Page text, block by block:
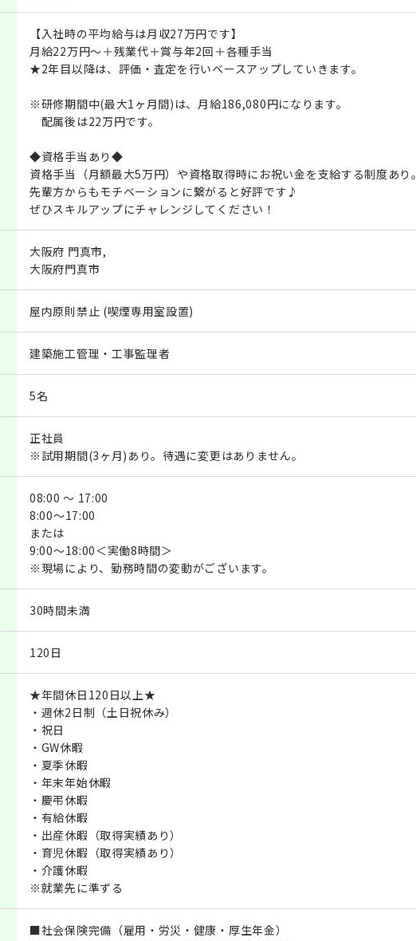
【入社時の平均給与は月収27万円です】
月給22万円～＋残業代＋賞与年2回＋各種手当
★2年目以降は、評価・査定を行いベースアップしていきます。
※研修期間中(最大1ヶ月間)は、月給186,080円になります。
配属後は22万円です。
◆資格手当あり◆
資格手当（月額最大5万円）や資格取得時にお祝い金を支給する制度あり。
先輩方からもモチベーションに繋がると好評です♪
ぜひスキルアップにチャレンジしてください！
大阪府 門真市,
大阪府門真市
屋内原則禁止 (喫煙専用室設置)
建築施工管理・工事監理者
5名
正社員
※試用期間(3ヶ月)あり。待遇に変更はありません。
08:00 ～ 17:00
8:00～17:00
または
9:00～18:00＜実働8時間＞
※現場により、勤務時間の変動がございます。
30時間未満
120日
★年間休日120日以上★
・週休2日制（土日祝休み）
・祝日
・GW休暇
・夏季休暇
・年末年始休暇
・慶弔休暇
・有給休暇
・出産休暇（取得実績あり）
・育児休暇（取得実績あり）
・介護休暇
※就業先に準ずる
■社会保険完備（雇用・労災・健康・厚生年金）